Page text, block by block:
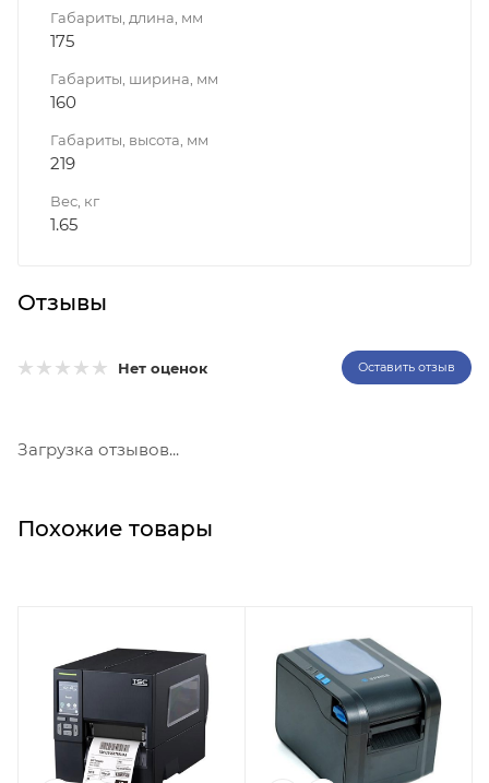
Габариты, длина, мм
175
Габариты, ширина, мм
160
Габариты, высота, мм
219
Вес, кг
1.65
Отзывы
Нет оценок Оставить отзыв
Загрузка отзывов...
Похожие товары